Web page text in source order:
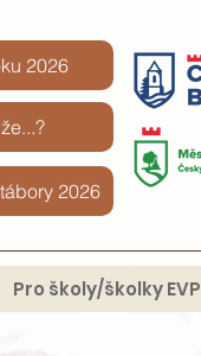
2026
2026
Pro školy/školky EVP